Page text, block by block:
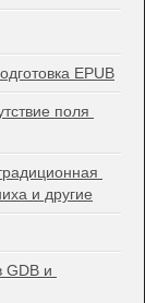
EPUB
поля
и другие
GDB и